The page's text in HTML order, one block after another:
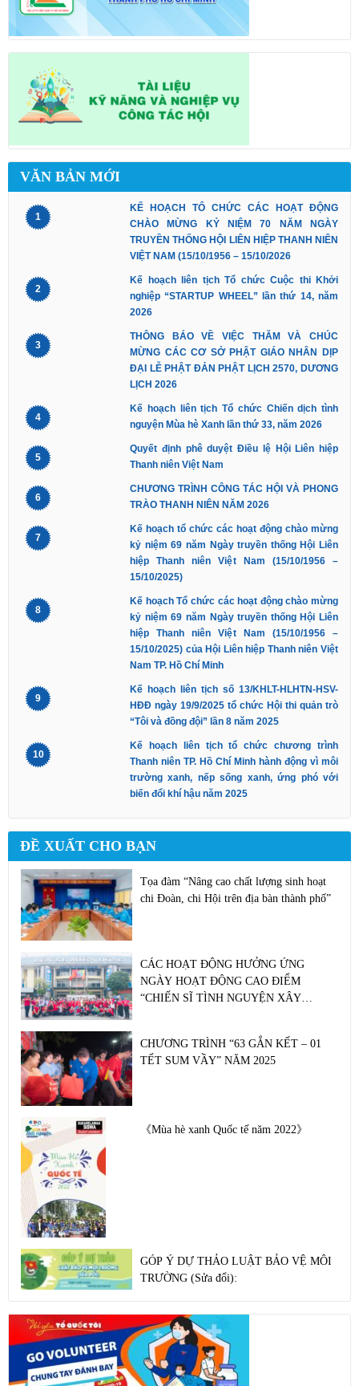
VĂN BẢN MỚI
1
KẾ HOẠCH TỔ CHỨC CÁC HOẠT ĐỘNG
CHÀO MỪNG KỶ NIỆM 70 NĂM NGÀY
TRUYỀN THỐNG HỘI LIÊN HIỆP THANH NIÊN
VIỆT NAM (15/10/1956 – 15/10/2026
2
Kế hoạch liên tịch Tổ chức Cuộc thi Khởi
nghiệp “STARTUP WHEEL” lần thứ 14, năm
2026
3
THÔNG BÁO VỀ VIỆC THĂM VÀ CHÚC
MỪNG CÁC CƠ SỞ PHẬT GIÁO NHÂN DỊP
ĐẠI LỄ PHẬT ĐẢN PHẬT LỊCH 2570, DƯƠNG
LỊCH 2026
4
Kế hoạch liên tịch Tổ chức Chiến dịch tình
nguyện Mùa hè Xanh lần thứ 33, năm 2026
5
Quyết định phê duyệt Điều lệ Hội Liên hiệp
Thanh niên Việt Nam
6
CHƯƠNG TRÌNH CÔNG TÁC HỘI VÀ PHONG
TRÀO THANH NIÊN NĂM 2026
7
Kế hoạch tổ chức các hoạt động chào mừng
kỷ niệm 69 năm Ngày truyền thống Hội Liên
hiệp Thanh niên Việt Nam (15/10/1956 –
15/10/2025)
8
Kế hoạch Tổ chức các hoạt động chào mừng
kỷ niệm 69 năm Ngày truyền thống Hội Liên
hiệp Thanh niên Việt Nam (15/10/1956 –
15/10/2025) của Hội Liên hiệp Thanh niên Việt
Nam TP. Hồ Chí Minh
9
Kế hoạch liên tịch số 13/KHLT-HLHTN-HSV-
HĐĐ ngày 19/9/2025 tổ chức Hội thi quản trò
“Tôi và đồng đội” lần 8 năm 2025
10
Kế hoạch liên tịch tổ chức chương trình
Thanh niên TP. Hồ Chí Minh hành động vì môi
trường xanh, nếp sống xanh, ứng phó với
biến đổi khí hậu năm 2025
ĐỀ XUẤT CHO BẠN
Tọa đàm “Nâng cao chất lượng sinh hoạt
chi Đoàn, chi Hội trên địa bàn thành phố”
CÁC HOẠT ĐỘNG HƯỞNG ỨNG
NGÀY HOẠT ĐỘNG CAO ĐIỂM
“CHIẾN SĨ TÌNH NGUYỆN XÂY
CHƯƠNG TRÌNH “63 GẮN KẾT – 01
TẾT SUM VẦY” NĂM 2025
《Mùa hè xanh Quốc tế năm 2022》
GÓP Ý DỰ THẢO LUẬT BẢO VỆ MÔI
TRƯỜNG (Sửa đổi):